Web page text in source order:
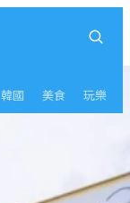
韓國 美食 玩樂